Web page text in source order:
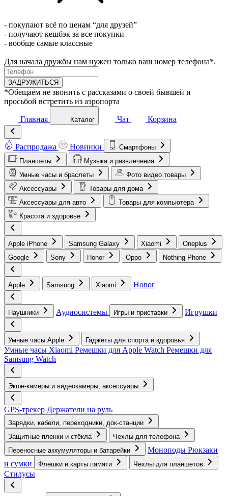
- покупают всё по ценам “для друзей”
- получают кешбэк за все покупки
- вообще самые классные
Для начала дружбы нам нужен только ваш номер телефона*.
ЗАДРУЖИТЬСЯ
*Обещаем не звонить с рассказами о своей бывшей и
просьбой встретить из аэропорта
Главная Каталог Чат Корзина
Распродажа Новинки
Смартфоны
Планшеты
Музыка и развлечения
Умные часы и браслеты
Фото видео товары
Аксессуары
Товары для дома
Аксессуары для авто
Товары для компьютера
Красота и здоровье
Apple iPhone Samsung Galaxy Xiaomi
Oneplus
Google
Sony Honor Oppo Nothing Phone
Apple Samsung Xiaomi Honor
Наушники Аудиосистемы Игры и приставки Игрушки
Умные часы Apple Гаджеты для спорта и здоровья
Умные часы Xiaomi Ремешки для Apple Watch Ремешки для
Samsung Watch
Экшн-камеры и видеокамеры, аксессуары
GPS-трекер Держатели на руль
Зарядки, кабели, переходники, док-станции
Защитные пленки и стёкла
Чехлы для телефона
Переносные аккумуляторы и батарейки
Моноподы Рюкзаки
и сумки
Флешки и карты памяти Чехлы для планшетов
Стилусы